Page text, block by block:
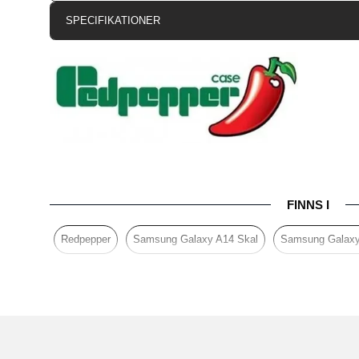
SPECIFIKATIONER
Passar till
Produkttyp
Varumärke FINNS I
Redpepper Samsung Galaxy A14 Skal Samsung